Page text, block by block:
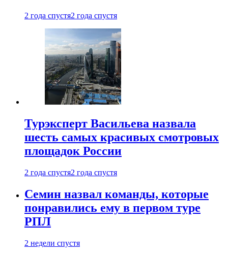
2 года спустя2 года спустя
Турэксперт Васильева назвала
шесть самых красивых смотровых
площадок России
2 года спустя2 года спустя
Семин назвал команды, которые
понравились ему в первом туре
РПЛ
2 недели спустя